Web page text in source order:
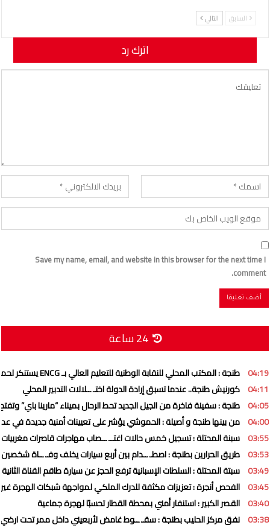
السابق التالي
اترك رد
لن يتم نشر عنوان بريدك الإلكتروني.
Save my name, email, and website in this browser for the next time I
comment.
24 ساعة
04:19 طنجة : المكتب المحلي للنقابة الوطنية للتعليم العالي بـ ENCG يستنكر لحملة ممنهجة تستهدف المؤسسة وهيئاتها التمثيلية
04:11 كورنيش طنجة.. عندما تسبق إرادة الدولة اختـ ــلالات التدبير المحلي
04:05 طنجة : سفينة فاخرة من الجيل الجديد تحط الرحال بميناء “مارينا باي”
04:00 من بينها طنجة و أصيلة : الحموشي يؤشر على تعيينات أمنية جديدة في
03:55 سبنة المحتلة : تسجيل خمس حالات اغتــ ــصاب مهاجرات قاصرات مغربيات
03:53 طريق الحرارين بطنجة : اصطـ ــدام بين أربع سيارات يخلف وفـ ــاة شخصين
03:49 سبتة المحتلة : السلطات الإسبانية ترفع الحجز عن سيارة طاقم القناة
03:45 الفحص أنجرة : تعزيزات مكثفة للدرك الملكي لمواجهة شبكات الهجرة غير
03:40 القصر الكبير : استنفار أمني بمحطة القطار تحسبًا لهجرة جماعية
03:38 نفق مركز الحليب بطنجة : سقـ ــوط غامض لأربعيني داخل ممر تحت ارضي